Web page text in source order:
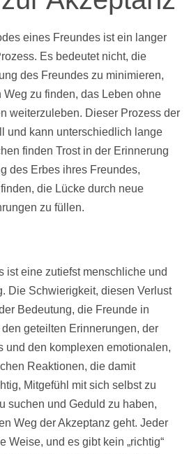
eines Freundes ist ein langer
Es bedeutet nicht, die
des Freundes zu minimieren,
zu finden, das Leben ohne
weiterzuleben. Dieser Prozess der
und kann unterschiedlich lange
finden Trost in der Erinnerung
des Erbes ihres Freundes,
die Lücke durch neue
zu füllen.
ist eine zutiefst menschliche und
Die Schwierigkeit, diesen Verlust
Bedeutung, die Freunde in
geteilten Erinnerungen, der
und den komplexen emotionalen,
Reaktionen, die damit
Mitgefühl mit sich selbst zu
suchen und Geduld zu haben,
Weg der Akzeptanz geht. Jeder
Weise, und es gibt kein „richtig“